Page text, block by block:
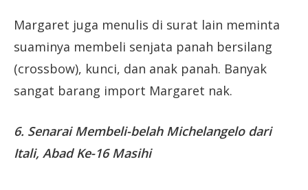
Margaret juga menulis di surat lain meminta
suaminya membeli senjata panah bersilang
(crossbow), kunci, dan anak panah. Banyak
sangat barang import Margaret nak.
6. Senarai Membeli-belah Michelangelo dari
Itali, Abad Ke-16 Masihi